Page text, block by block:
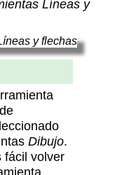
Líneas y
Dibujo.
fácil volver